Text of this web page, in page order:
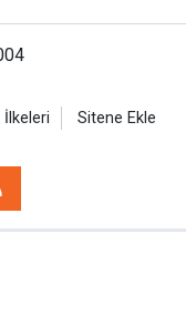
İlkeleri Sitene Ekle